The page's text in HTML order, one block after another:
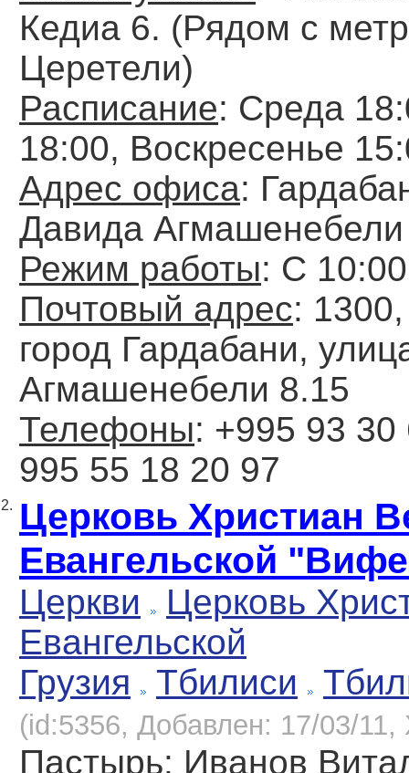
Кедиа 6. (Рядом с
Церетели)
Расписание: Среда
18:00, Воскресенье
Адрес офиса:
Давида
Режим работы: С
Почтовый адрес:
город Гардабани,
Агмашенебели 8.15
Телефоны: +995 93 30
995 55 18 20 97
2. Церковь Христиан
Евангельской
Церкви
Церковь
Евангельской
Грузия
Тбилиси
(id:5356, Добавлен: 17/03/11,
Пастырь: Иванов